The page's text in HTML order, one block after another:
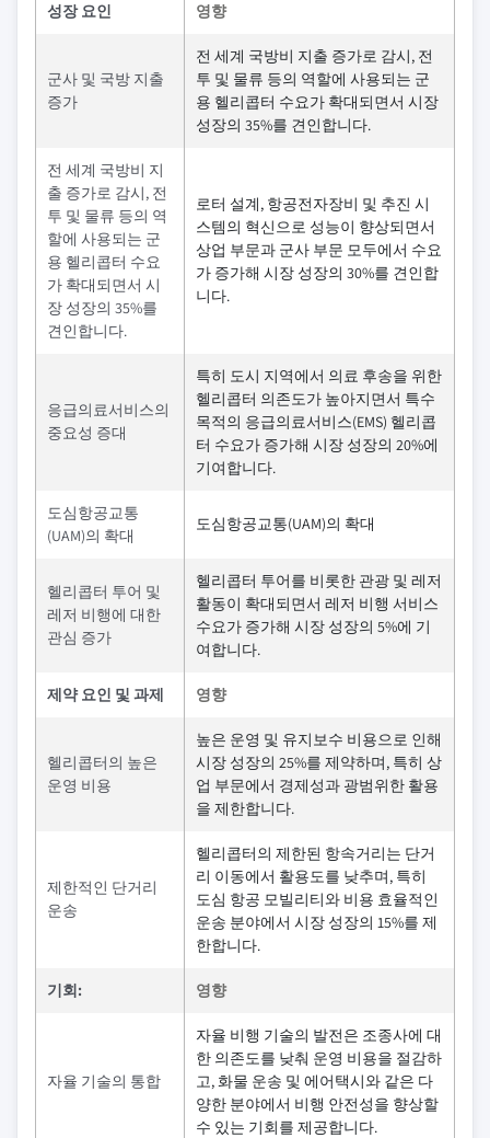
성장 요인 영향
군사 및 국방 지출
증가
전 세계 국방비 지출 증가로 감시, 전
투 및 물류 등의 역할에 사용되는 군
용 헬리콥터 수요가 확대되면서 시장
성장의 35%를 견인합니다.
전 세계 국방비 지
출 증가로 감시, 전
투 및 물류 등의 역
할에 사용되는 군
용 헬리콥터 수요
가 확대되면서 시
장 성장의 35%를
견인합니다.
로터 설계, 항공전자장비 및 추진 시
스템의 혁신으로 성능이 향상되면서
상업 부문과 군사 부문 모두에서 수요
가 증가해 시장 성장의 30%를 견인합
니다.
응급의료서비스의
중요성 증대
특히 도시 지역에서 의료 후송을 위한
헬리콥터 의존도가 높아지면서 특수
목적의 응급의료서비스(EMS) 헬리콥
터 수요가 증가해 시장 성장의 20%에
기여합니다.
도심항공교통
(UAM)의 확대
도심항공교통(UAM)의 확대
헬리콥터 투어 및
레저 비행에 대한
관심 증가
헬리콥터 투어를 비롯한 관광 및 레저
활동이 확대되면서 레저 비행 서비스
수요가 증가해 시장 성장의 5%에 기
여합니다.
제약 요인 및 과제 영향
헬리콥터의 높은
운영 비용
높은 운영 및 유지보수 비용으로 인해
시장 성장의 25%를 제약하며, 특히 상
업 부문에서 경제성과 광범위한 활용
을 제한합니다.
제한적인 단거리
운송
헬리콥터의 제한된 항속거리는 단거
리 이동에서 활용도를 낮추며, 특히
도심 항공 모빌리티와 비용 효율적인
운송 분야에서 시장 성장의 15%를 제
한합니다.
기회: 영향
자율 기술의 통합
자율 비행 기술의 발전은 조종사에 대
한 의존도를 낮춰 운영 비용을 절감하
고, 화물 운송 및 에어택시와 같은 다
양한 분야에서 비행 안전성을 향상할
수 있는 기회를 제공합니다.